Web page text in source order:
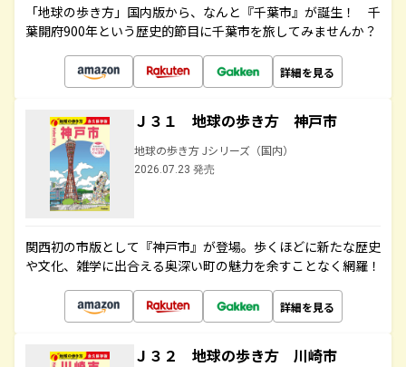
「地球の歩き方」国内版から、なんと『千葉市』が誕生！ 千
葉開府900年という歴史的節目に千葉市を旅してみませんか？
詳細を見る
Ｊ３１ 地球の歩き方 神戸市
地球の歩き方 Jシリーズ（国内）
2026.07.23 発売
関西初の市版として『神戸市』が登場。歩くほどに新たな歴史
や文化、雑学に出合える奥深い町の魅力を余すことなく網羅！
詳細を見る
Ｊ３２ 地球の歩き方 川崎市